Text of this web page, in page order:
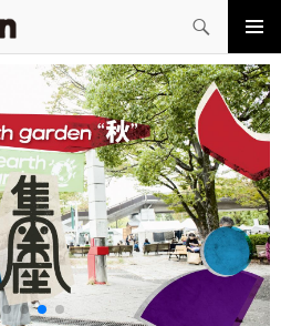
メイン
メニュ
ー